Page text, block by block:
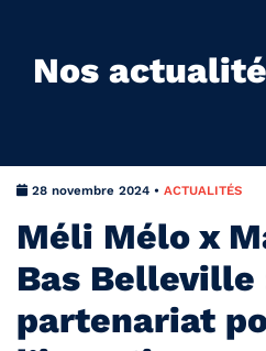
Nos
28 novembre 2024 • ACTUALITÉS
Méli Mélo x
Bas Belleville
partenariat